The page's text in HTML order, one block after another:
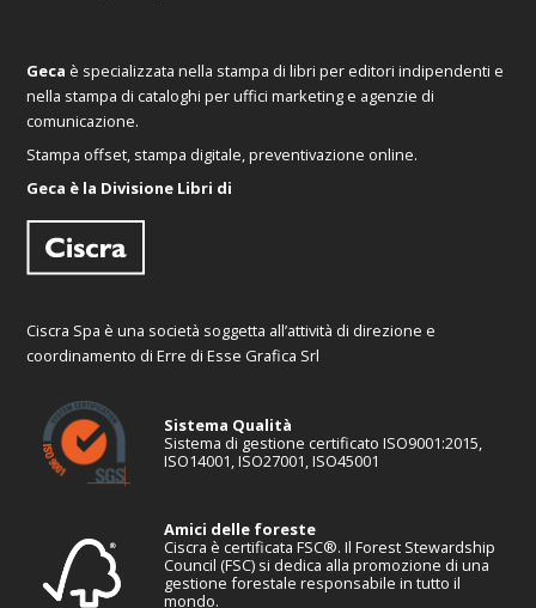
Geca è specializzata nella stampa di libri per editori indipendenti e
nella stampa di cataloghi per uffici marketing e agenzie di
comunicazione.
Stampa offset, stampa digitale, preventivazione online.
Geca è la Divisione Libri di
Ciscra Spa è una società soggetta all’attività di direzione e
coordinamento di Erre di Esse Grafica Srl
Sistema Qualità
Sistema di gestione certificato ISO9001:2015,
ISO14001, ISO27001, ISO45001
Amici delle foreste
Ciscra è certificata FSC®. Il Forest Stewardship
Council (FSC) si dedica alla promozione di una
gestione forestale responsabile in tutto il
mondo.